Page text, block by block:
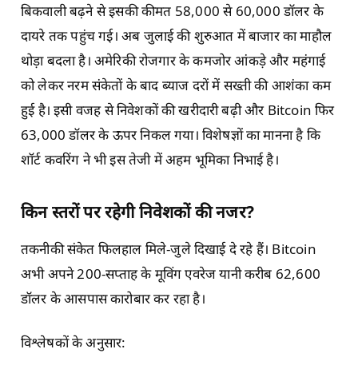
बिकवाली बढ़ने से इसकी कीमत 58,000 से 60,000 डॉलर के
दायरे तक पहुंच गई। अब जुलाई की शुरुआत में बाजार का माहौल
थोड़ा बदला है। अमेरिकी रोजगार के कमजोर आंकड़े और महंगाई
को लेकर नरम संकेतों के बाद ब्याज दरों में सख्ती की आशंका कम
हुई है। इसी वजह से निवेशकों की खरीदारी बढ़ी और Bitcoin फिर
63,000 डॉलर के ऊपर निकल गया। विशेषज्ञों का मानना है कि
शॉर्ट कवरिंग ने भी इस तेजी में अहम भूमिका निभाई है।
किन स्तरों पर रहेगी निवेशकों की नजर?
तकनीकी संकेत फिलहाल मिले-जुले दिखाई दे रहे हैं। Bitcoin
अभी अपने 200-सप्ताह के मूविंग एवरेज यानी करीब 62,600
डॉलर के आसपास कारोबार कर रहा है।
विश्लेषकों के अनुसार: